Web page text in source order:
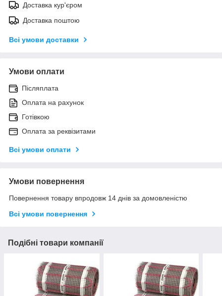
Доставка кур'єром
Доставка поштою
Всі умови доставки
Умови оплати
Післяплата
Оплата на рахунок
Готівкою
Оплата за реквізитами
Всі умови оплати
Умови повернення
Повернення товару впродовж 14 днів за домовленістю
Всі умови повернення
Подібні товари компанії